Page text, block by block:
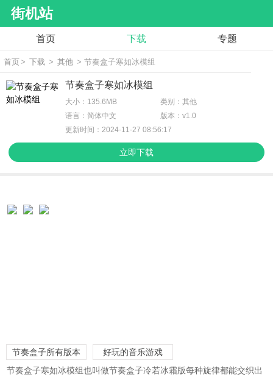
街机站
首页 下载 专题
首页> 下载 > 其他 > 节奏盒子寒如冰模组
节奏盒子寒如冰模组
大小：135.6MB
类别：其他
语言：简体中文
版本：v1.0
更新时间：2024-11-27 08:56:17
立即下载
节奏盒子所有版本
好玩的音乐游戏
节奏盒子寒如冰模组也叫做节奏盒子冷若冰霜版每种旋律都能交织出